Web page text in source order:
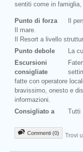
sentiti come in
Punto di forza
Il
Il mare.
Il Resort a livello
Punto debole
La
Escursioni
consigliate
fatte con operatore
bravissimo, onesto e
informazioni.
Consigliato a
Tutti
Commenti (0) Trovi